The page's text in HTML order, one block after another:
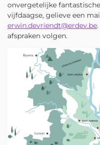
onvergetelijke
vijfdaagse, gelieve een
erwin.devriendt@erdev.be
afspraken volgen.